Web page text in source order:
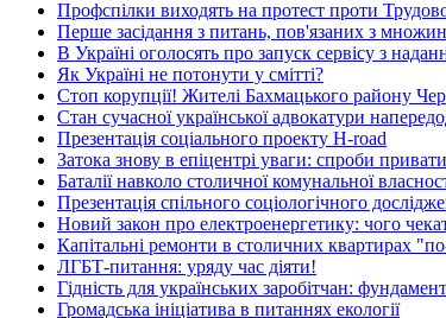
Профспілки виходять на протест проти
Перше засідання з питань, пов'язаних з
В Україні оголосять про запуск сервісу з
Як Україні не потонути у смітті?
Стоп корупції! Жителі Бахмацького району
Стан сучасної української адвокатури
Презентація соціального проекту H-road
Затока знову в епіцентрі уваги: спроби
Баталії навколо столичної комунальної
Презентація спільного соціологічного
Новий закон про електроенергетику: чого
Капітальні ремонти в столичних квартирах
ЛГБТ-питання: уряду час діяти!
Гідність для українських заробітчан:
Громадська ініціатива в питаннях екології